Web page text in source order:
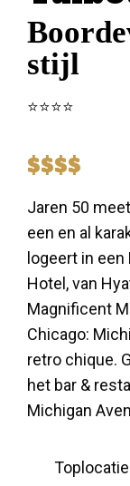
stijl
⭐️⭐️⭐️⭐️
$$$$
Jaren 50
een en al
logeert in
Hotel, van
Magnificent
Chicago:
retro chique.
het bar &
Michigan
Toplocatie